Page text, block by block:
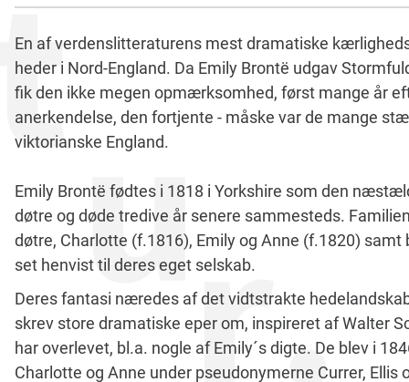
En af verdenslitteraturens mest dramatiske
heder i Nord-England. Da Emily Brontë udgav
fik den ikke megen opmærksomhed, først mange år
anerkendelse, den fortjente - måske var de mange
viktorianske England.
Emily Brontë fødtes i 1818 i Yorkshire som den
døtre og døde tredive år senere sammesteds.
døtre, Charlotte (f.1816), Emily og Anne (f.1820)
set henvist til deres eget selskab.
Deres fantasi næredes af det vidtstrakte
skrev store dramatiske eper om, inspireret af Walter
har overlevet, bl.a. nogle af Emily´s digte. De blev i
Charlotte og Anne under pseudonymerne Currer, Ellis